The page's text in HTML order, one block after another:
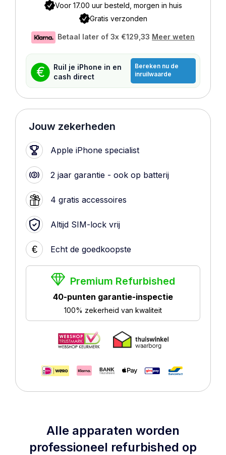
Voor 17.00 uur besteld, morgen in huis
Gratis verzonden
Betaal later of 3x €129,33 Meer weten
€
Ruil je iPhone in en
cash direct
Bereken nu de
inruilwaarde
Jouw zekerheden
Apple iPhone specialist
2 jaar garantie - ook op batterij
4 gratis accessoires
Altijd SIM-lock vrij
€ Echt de goedkoopste
Premium Refurbished
40-punten garantie-inspectie
100% zekerheid van kwaliteit
Alle apparaten worden
professioneel refurbished op